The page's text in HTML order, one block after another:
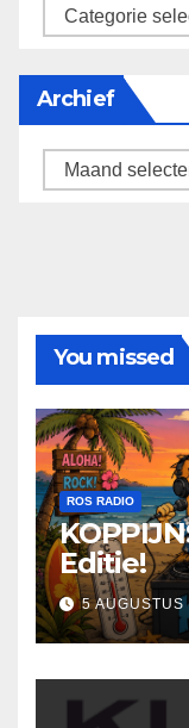
categorieën
Archief
Archief
You missed
ROS RADIO
Editie!
5